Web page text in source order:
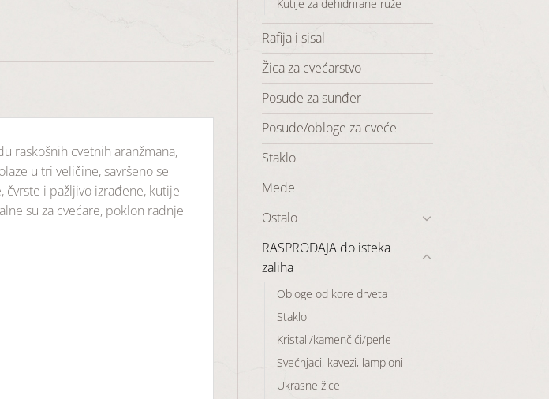
Kutije za dehidrirane ruže
Rafija i sisal
Žica za cvećarstvo
Posude za sunđer
Posude/obloge za cveće
Staklo
Mede
Ostalo
RASPRODAJA do isteka
zaliha
Obloge od kore drveta
Staklo
Kristali/kamenčići/perle
Svećnjaci, kavezi, lampioni
Ukrasne žice
raskošnih cvetnih aranžmana,
u tri veličine, savršeno se
čvrste i pažljivo izrađene, kutije
su za cvećare, poklon radnje